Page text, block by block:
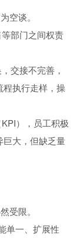
空谈。
部门之间权责
交接不完善，
执行走样，操
），员工积极
巨大，但缺乏量
受限。
单一、扩展性